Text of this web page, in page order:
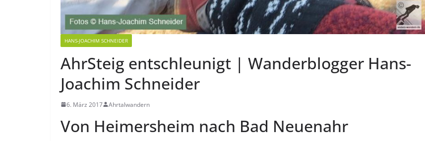
HANS-JOACHIM SCHNEIDER
AhrSteig entschleunigt | Wanderblogger Hans-
Joachim Schneider
6. März 2017 Ahrtalwandern
Von Heimersheim nach Bad Neuenahr